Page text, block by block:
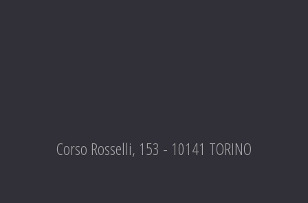
Corso Rosselli, 153 - 10141 TORINO